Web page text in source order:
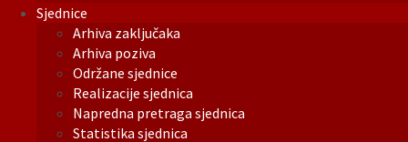
Sjednice
Arhiva zaključaka
Arhiva poziva
Održane sjednice
Realizacije sjednica
Napredna pretraga sjednica
Statistika sjednica